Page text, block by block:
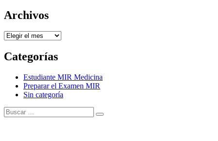
Archivos
Archivos
Categorías
Estudiante MIR Medicina
Preparar el Examen MIR
Sin categoría
Buscar:
Buscar